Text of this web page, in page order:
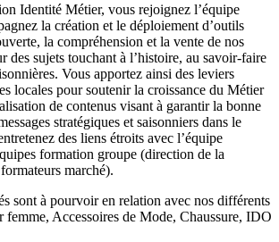
Identité Métier, vous rejoignez l’équipe
la création et le déploiement d’outils
la compréhension et la vente de nos
des sujets touchant à l’histoire, au savoir-faire
Vous apportez ainsi des leviers
locales pour soutenir la croissance du Métier
de contenus visant à garantir la bonne
stratégiques et saisonniers dans le
des liens étroits avec l’équipe
formation groupe (direction de la
marché).
sont à pourvoir en relation avec nos différents
femme, Accessoires de Mode, Chaussure, IDO